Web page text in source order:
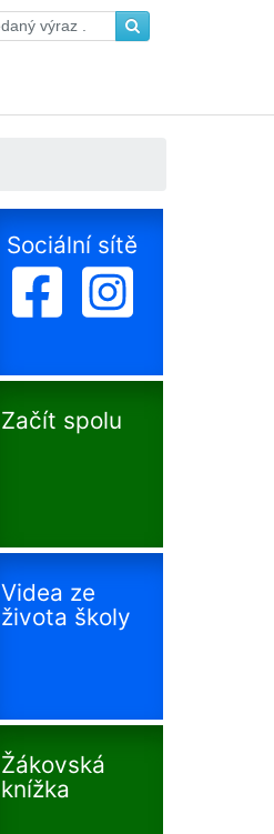
Sociální sítě
Začít spolu
Videa ze
života školy
Žákovská
knížka